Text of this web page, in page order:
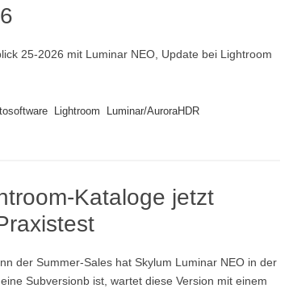
25-2026 mit Luminar NEO, Update bei Lightroom
Lightroom
Luminar/AuroraHDR
Kataloge jetzt
der Summer-Sales hat Skylum Luminar NEO in der
Subversionb ist, wartet diese Version mit einem